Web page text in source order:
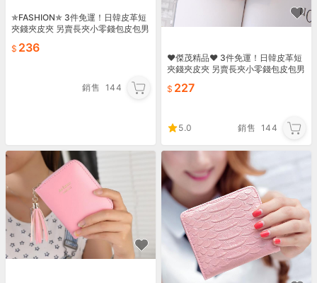
✯FASHION✯ 3件免運！日韓皮革短
夾錢夾皮夾 另賣長夾小零錢包皮包男
肩包書包60
236
銷售 144
♥傑茂精品♥ 3件免運！日韓皮革短
夾錢夾皮夾 另賣長夾小零錢包皮包男
背包雙肩包書包60
227
5.0 銷售 144